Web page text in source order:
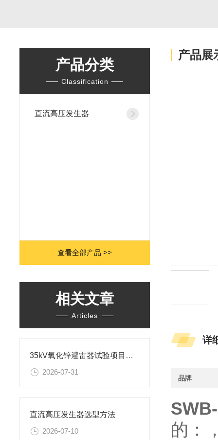
产品分类
Classification
直流高压发生器
查看全部产品 >>
相关文章
Articles
35kV氧化锌避雷器试验项目及设备
2026-07-31
直流高压发生器选型方法
2026-07-10
产品展
详
品牌
的：